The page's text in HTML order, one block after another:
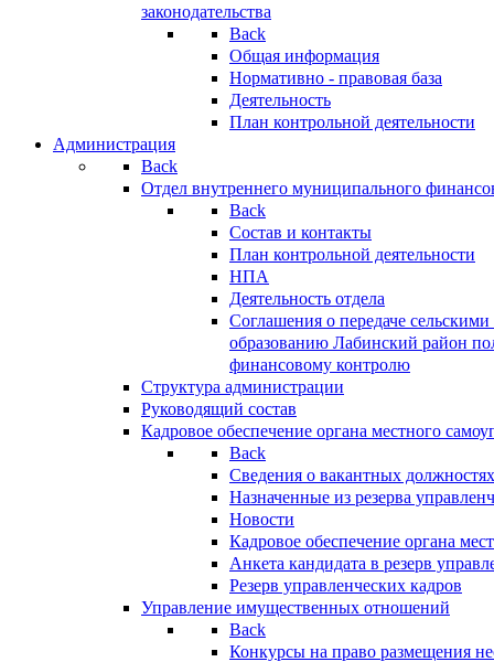
законодательства
Back
Общая информация
Нормативно - правовая база
Деятельность
План контрольной деятельности
Администрация
Back
Отдел внутреннего муниципального
Back
Состав и контакты
План контрольной деятельности
НПА
Деятельность отдела
Соглашения о передаче
образованию Лабинский район
финансовому контролю
Структура администрации
Руководящий состав
Кадровое обеспечение органа местного
Back
Сведения о вакантных
Назначенные из резерва
Новости
Кадровое обеспечение органа
Анкета кандидата в резерв
Резерв управленческих кадров
Управление имущественных отношений
Back
Конкурсы на право размещения